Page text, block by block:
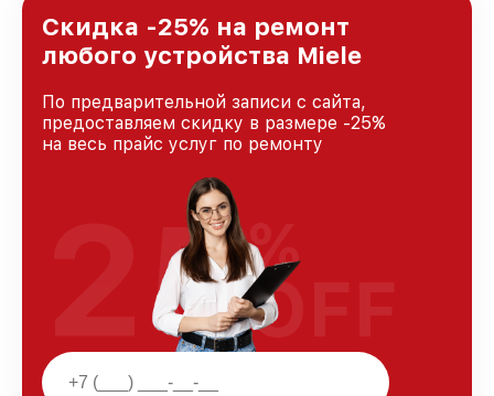
и лояльности наших клиентов.
Скидка -25% на ремонт
любого устройства Miele
По предварительной записи с сайта,
предоставляем скидку в размере -25%
на весь прайс услуг по ремонту
25%
OFF